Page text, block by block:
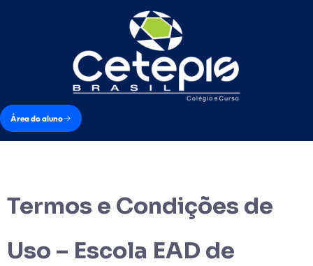
Área do aluno
Termos e Condições de
Uso – Escola EAD de